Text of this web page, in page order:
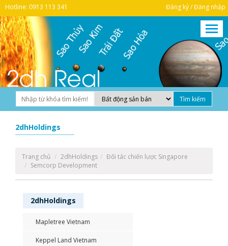
Hotline: 0913 113 341 Đăng ký / Đăng nhập
2dhHoldings
Trang chủ 2dhHoldings
Đối tác chiến lược Singapore
Semcorp Development
2dhHoldings
Mapletree Vietnam
Keppel Land Vietnam